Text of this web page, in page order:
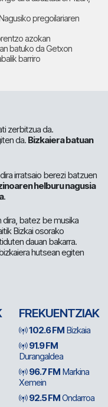
pregoilariaren
azokan
batuko da Getxon
barriro
zerbitzua da.
da. Bizkaiera batuan
irratsaio berezi batzuen
helburu nagusia
.
batez be musika
Bizkai osorako
dauan bakarra.
hutsean egiten
FREKUENTZIAK
102.6 FM Bizkaia
91.9 FM
Durangaldea
96.7 FM Markina
Xemein
92.5 FMOndarroa